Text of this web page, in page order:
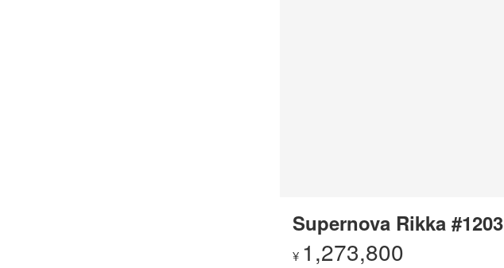
Supernova Rikka #1203
¥ 1,273,800